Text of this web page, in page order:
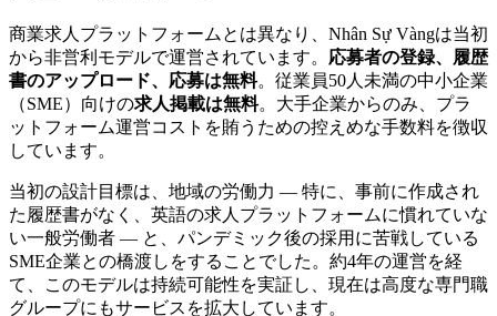
商業求人プラットフォームとは異なり、Nhân Sự Vàngは当初
から非営利モデルで運営されています。 応募者の登録、履歴
書のアップロード、応募は無料。従業員50人未満の中小企業
（SME）向けの求人掲載は無料。大手企業からのみ、プラ
ットフォーム運営コストを賄うための控えめな手数料を徴収
しています。
当初の設計目標は、地域の労働力 — 特に、事前に作成され
た履歴書がなく、英語の求人プラットフォームに慣れていな
い一般労働者 — と、パンデミック後の採用に苦戦している
SME企業との橋渡しをすることでした。約4年の運営を経
て、このモデルは持続可能性を実証し、現在は高度な専門職
グループにもサービスを拡大しています。